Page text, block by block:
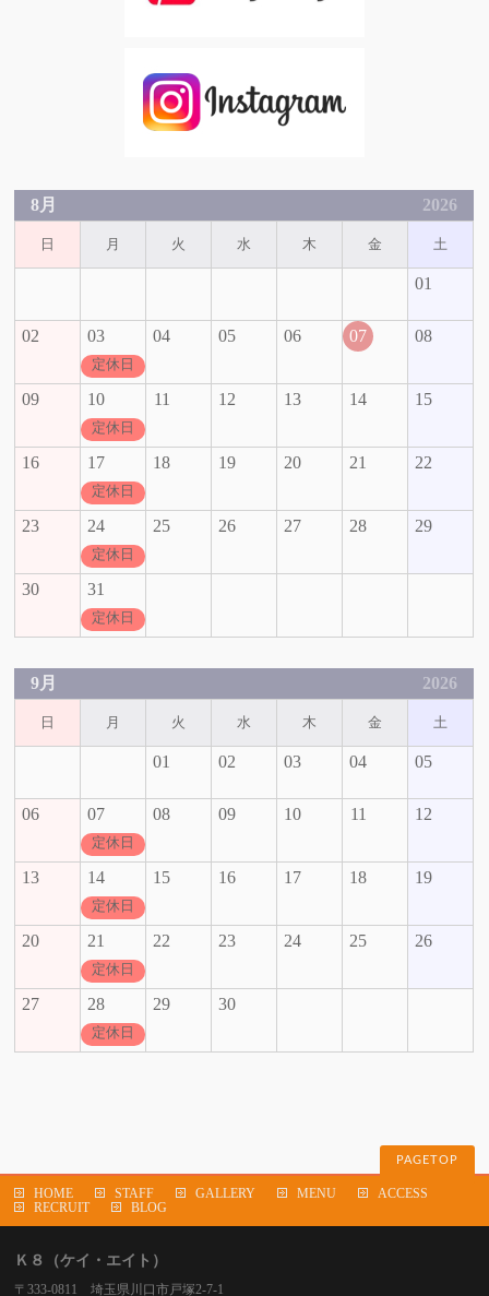
8月 2026
日 月 火 水 木 金 土
01
02 03
定休日
04 05 06 07 08
09 10
定休日
11 12 13 14 15
16 17
定休日
18 19 20 21 22
23 24
定休日
25 26 27 28 29
30 31
定休日
9月 2026
日 月 火 水 木 金 土
01 02 03 04 05
06 07
定休日
08 09 10 11 12
13 14
定休日
15 16 17 18 19
20 21
定休日
22 23 24 25 26
27 28
定休日
29 30
PAGETOP
HOME STAFF GALLERY MENU
ACCESS
RECRUIT
BLOG
Ｋ８（ケイ・エイト）
〒333-0811 埼玉県川口市戸塚2-7-1